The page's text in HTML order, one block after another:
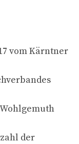
vom Kärntner
der